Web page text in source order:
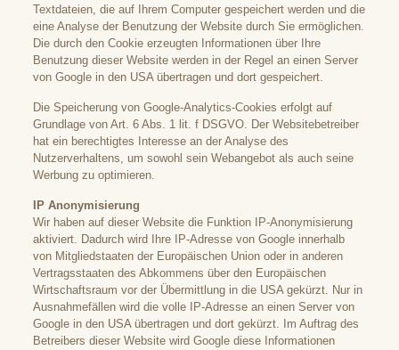
Textdateien, die auf Ihrem Computer gespeichert werden und die
eine Analyse der Benutzung der Website durch Sie ermöglichen.
Die durch den Cookie erzeugten Informationen über Ihre
Benutzung dieser Website werden in der Regel an einen Server
von Google in den USA übertragen und dort gespeichert.
Die Speicherung von Google-Analytics-Cookies erfolgt auf
Grundlage von Art. 6 Abs. 1 lit. f DSGVO. Der Websitebetreiber
hat ein berechtigtes Interesse an der Analyse des
Nutzerverhaltens, um sowohl sein Webangebot als auch seine
Werbung zu optimieren.
IP Anonymisierung
Wir haben auf dieser Website die Funktion IP-Anonymisierung
aktiviert. Dadurch wird Ihre IP-Adresse von Google innerhalb
von Mitgliedstaaten der Europäischen Union oder in anderen
Vertragsstaaten des Abkommens über den Europäischen
Wirtschaftsraum vor der Übermittlung in die USA gekürzt. Nur in
Ausnahmefällen wird die volle IP-Adresse an einen Server von
Google in den USA übertragen und dort gekürzt. Im Auftrag des
Betreibers dieser Website wird Google diese Informationen